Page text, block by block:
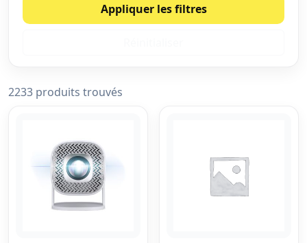
Appliquer les filtres
2233 produits trouvés